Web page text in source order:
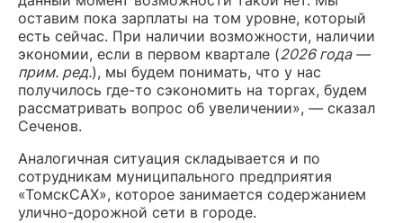
оставим пока зарплаты на том уровне, который
есть сейчас. При наличии возможности, наличии
экономии, если в первом квартале (2026 года —
прим. ред.), мы будем понимать, что у нас
получилось где-то сэкономить на торгах, будем
рассматривать вопрос об увеличении», — сказал
Сеченов.
Аналогичная ситуация складывается и по
сотрудникам муниципального предприятия
«ТомскСАХ», которое занимается содержанием
улично-дорожной сети в городе.